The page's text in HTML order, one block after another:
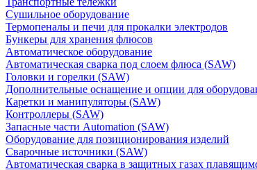
Сушильное оборудование
Термопеналы и печи для прокалки электродов
Бункеры для хранения флюсов
Автоматическое оборудование
Автоматическая сварка под слоем флюса (SAW)
Головки и горелки (SAW)
Дополнительные оснащение и опции для
Каретки и манипуляторы (SAW)
Контроллеры (SAW)
Запасные части Automation (SAW)
Оборудование для позиционирования изделий
Сварочные источники (SAW)
Автоматическая сварка в защитных газах